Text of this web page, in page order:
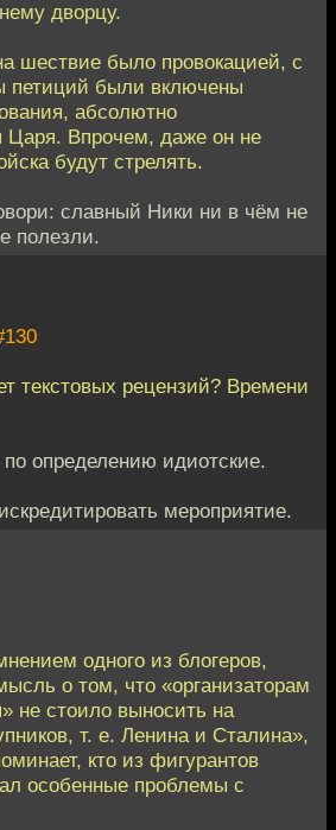
дворцу.
шествие было провокацией, с
петиций были включены
абсолютно
Впрочем, даже он не
будут стрелять.
славный Ники ни в чём не
полезли.
текстовых рецензий? Времени
определению идиотские.
мероприятие.
одного из блогеров,
о том, что «организаторам
не стоило выносить на
т. е. Ленина и Сталина»,
кто из фигурантов
особенные проблемы с